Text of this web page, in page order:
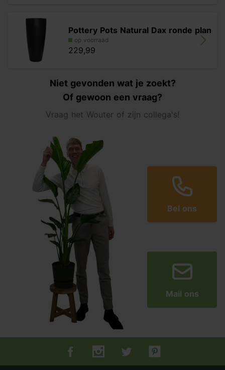
Pottery Pots Natural Dax ronde plan
op voorraad
229,99
Niet gevonden wat je zoekt?
Of gewoon een vraag?
Vraag het Wouter of zijn collega's!
Bel ons
Mail ons
Tuincentrum.nl op Facebook
Tuincentrum.nl op Instagram
Tuincentrum.nl op Twitter
Tuincentrum.nl op